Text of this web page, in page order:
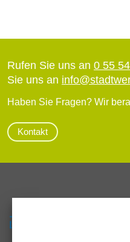
Rufen Sie uns an 0 55
Sie uns an info@
Haben Sie Fragen? Wir
Kontakt